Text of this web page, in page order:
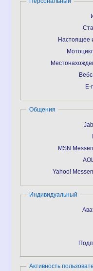
Настоящее
E-
Общения
MSN
Yahoo!
Индивидуальный
Активность